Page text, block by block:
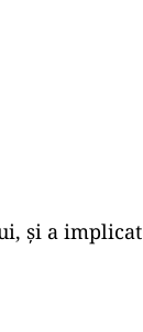
și a implicat